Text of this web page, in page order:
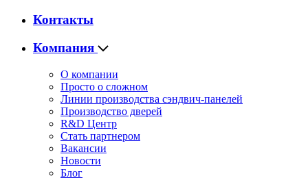
Контакты
Компания
О компании
Просто о сложном
Линии производства сэндвич-панелей
Производство дверей
R&D Центр
Стать партнером
Вакансии
Новости
Блог